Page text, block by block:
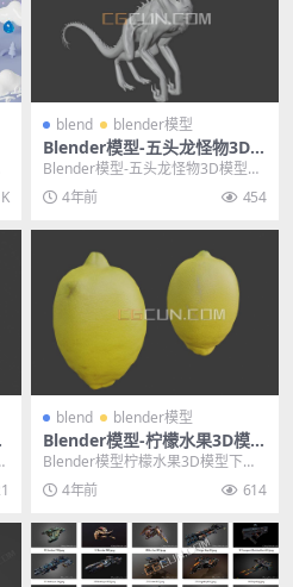
blend blender模型
Blender模型-五头龙怪物3D模
型三维游戏模型下载（白模）
Blender模型-五头龙怪物3D模型三
维游戏角色模型下载（白模） 其他
推荐: ...
4年前 454
blend blender模型
Blender模型-柠檬水果3D模型
下载文件格式blend
Blender模型柠檬水果3D模型下载
文件格式blend 其他推荐: Blend...
4年前 614